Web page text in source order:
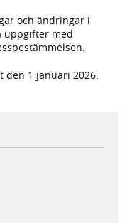
och ändringar i
uppgifter med
1 januari 2026.
webbplats,
webbplats,